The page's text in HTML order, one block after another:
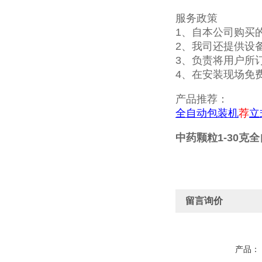
服务政策
1、自本公司购买
2、我司还提供设
3、负责将用户所
4、在安装现场免
产品推荐：
全自动包装机荐
中药颗粒1-30克
留言询价
产品：